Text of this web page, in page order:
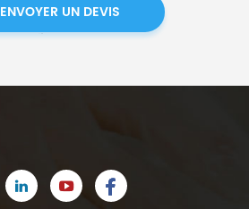
ENVOYER UN DEVIS